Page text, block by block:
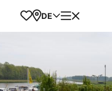
Favoriten
Karte
DE Menü